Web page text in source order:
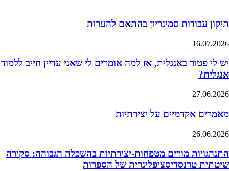
תיקון עבודות סמינריון בהתאם להערות
16.07.2026
יש לי פטור באנגלית, אז למה אומרים לי שאני עדיין חייב ללמוד
אנגלית?
27.06.2026
מאמרים אקדמיים על יצירתיות
26.06.2026
התנהגויות מורים מטפחות-יצירתיות בהשכלה הגבוהה: סקירה
שיטתית טרנסדיסציפלינרית של הספרות